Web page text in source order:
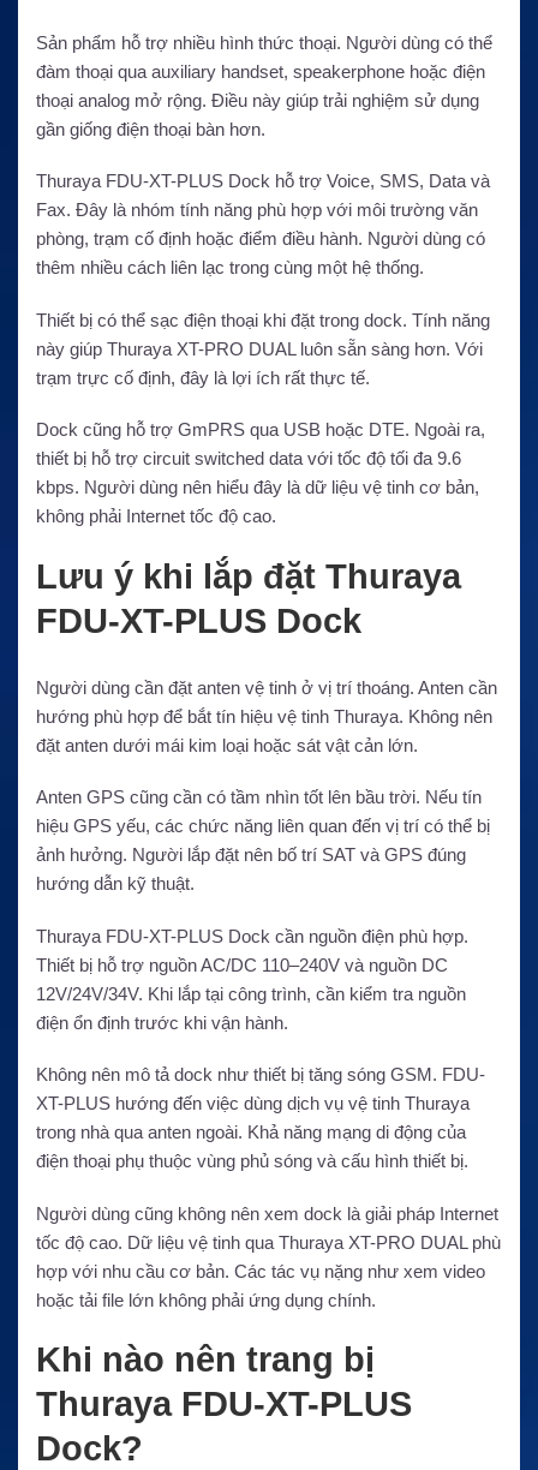
Sản phẩm hỗ trợ nhiều hình thức thoại. Người dùng có thể
đàm thoại qua auxiliary handset, speakerphone hoặc điện
thoại analog mở rộng. Điều này giúp trải nghiệm sử dụng
gần giống điện thoại bàn hơn.
Thuraya FDU-XT-PLUS Dock hỗ trợ Voice, SMS, Data và
Fax. Đây là nhóm tính năng phù hợp với môi trường văn
phòng, trạm cố định hoặc điểm điều hành. Người dùng có
thêm nhiều cách liên lạc trong cùng một hệ thống.
Thiết bị có thể sạc điện thoại khi đặt trong dock. Tính năng
này giúp Thuraya XT-PRO DUAL luôn sẵn sàng hơn. Với
trạm trực cố định, đây là lợi ích rất thực tế.
Dock cũng hỗ trợ GmPRS qua USB hoặc DTE. Ngoài ra,
thiết bị hỗ trợ circuit switched data với tốc độ tối đa 9.6
kbps. Người dùng nên hiểu đây là dữ liệu vệ tinh cơ bản,
không phải Internet tốc độ cao.
Lưu ý khi lắp đặt Thuraya
FDU-XT-PLUS Dock
Người dùng cần đặt anten vệ tinh ở vị trí thoáng. Anten cần
hướng phù hợp để bắt tín hiệu vệ tinh Thuraya. Không nên
đặt anten dưới mái kim loại hoặc sát vật cản lớn.
Anten GPS cũng cần có tầm nhìn tốt lên bầu trời. Nếu tín
hiệu GPS yếu, các chức năng liên quan đến vị trí có thể bị
ảnh hưởng. Người lắp đặt nên bố trí SAT và GPS đúng
hướng dẫn kỹ thuật.
Thuraya FDU-XT-PLUS Dock cần nguồn điện phù hợp.
Thiết bị hỗ trợ nguồn AC/DC 110–240V và nguồn DC
12V/24V/34V. Khi lắp tại công trình, cần kiểm tra nguồn
điện ổn định trước khi vận hành.
Không nên mô tả dock như thiết bị tăng sóng GSM. FDU-
XT-PLUS hướng đến việc dùng dịch vụ vệ tinh Thuraya
trong nhà qua anten ngoài. Khả năng mạng di động của
điện thoại phụ thuộc vùng phủ sóng và cấu hình thiết bị.
Người dùng cũng không nên xem dock là giải pháp Internet
tốc độ cao. Dữ liệu vệ tinh qua Thuraya XT-PRO DUAL phù
hợp với nhu cầu cơ bản. Các tác vụ nặng như xem video
hoặc tải file lớn không phải ứng dụng chính.
Khi nào nên trang bị
Thuraya FDU-XT-PLUS
Dock?